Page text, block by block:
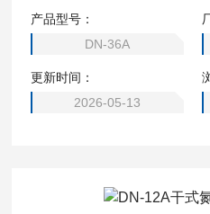
得到预期的结果。该技术采用固
液相萃取和层析技术。
产品型号：
DN-36A
更新时间：
2026-05-13